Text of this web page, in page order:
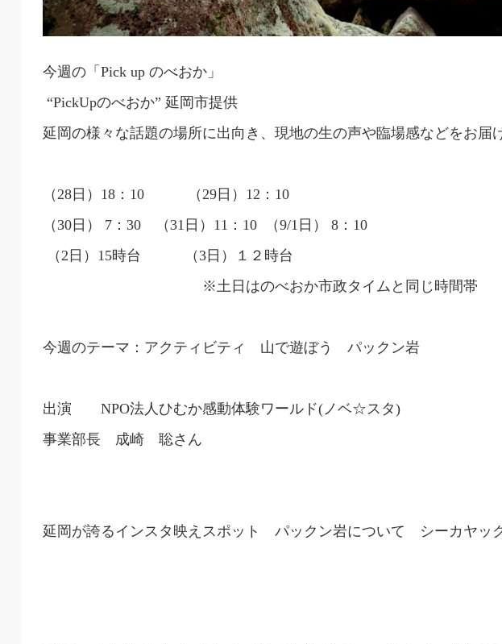
今週の「Pick up のべおか」
“PickUpのべおか” 延岡市提供
延岡の様々な話題の場所に出向き、現地の生の声や臨場感などをお届
（28日）18：10 （29日）12：10
（30日） 7：30 （31日）11：10 （9/1日） 8：10
（2日）15時台 （3日）１２時台
※土日はのべおか市政タイムと同じ時間帯
今週のテーマ：アクティビティ 山で遊ぼう パックン岩
出演 NPO法人ひむか感動体験ワールド(ノベ☆スタ)
事業部長 成崎 聡さん
延岡が誇るインスタ映えスポット パックン岩について シーカヤッ